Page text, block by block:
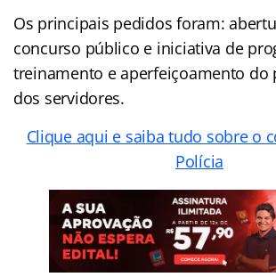
Os principais pedidos foram:
concurso público e iniciativa de
treinamento e aperfeiçoamento do
dos servidores.
Clique aqui e saiba tudo sobre o
Polícia